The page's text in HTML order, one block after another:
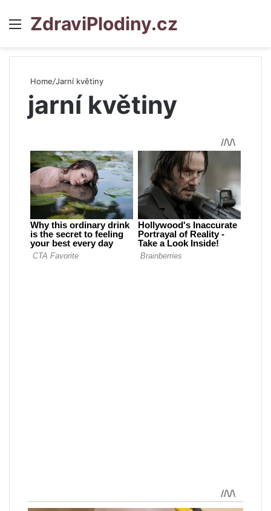
Menu
ZdraviPlodiny.cz
Home/Jarní květiny
jarní květiny